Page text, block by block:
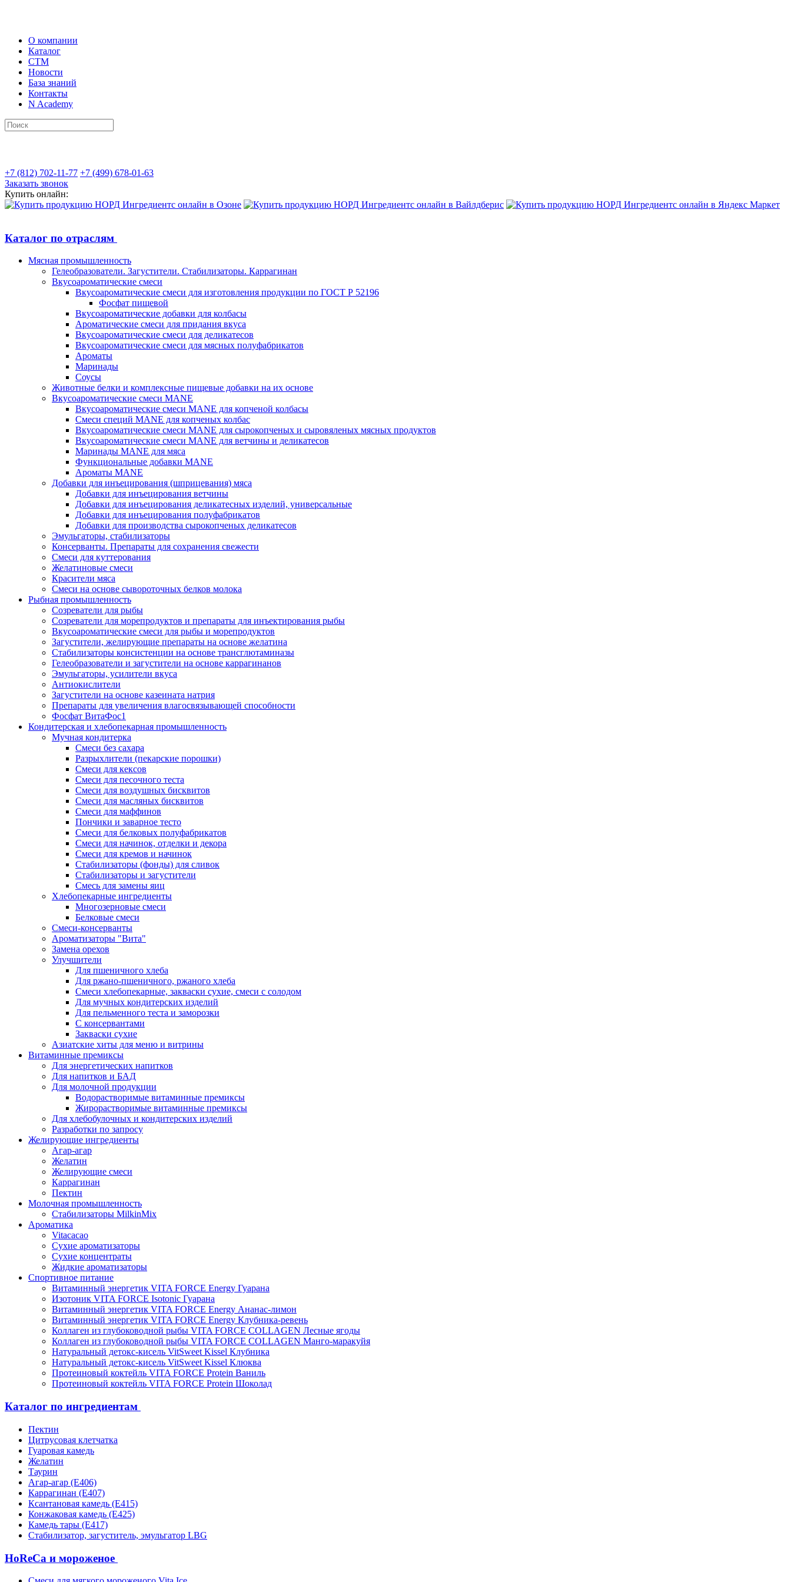
О компании
Каталог
СТМ
Новости
База знаний
Контакты
N Academy
+7 (812) 702-11-77 +7 (499) 678-01-63
Заказать звонок
Купить онлайн:
Каталог по отраслям
Мясная промышленность
Гелеобразователи. Загустители. Стабилизаторы. Каррагинан
Вкусоароматические смеси
Вкусоароматические смеси для изготовления продукции по ГОСТ Р 52196
Фосфат пищевой
Вкусоароматические добавки для колбасы
Ароматические смеси для придания вкуса
Вкусоароматические смеси для деликатесов
Вкусоароматические смеси для мясных полуфабрикатов
Ароматы
Маринады
Соусы
Животные белки и комплексные пищевые добавки на их основе
Вкусоароматические смеси MANE
Вкусоароматические смеси MANE для копченой колбасы
Смеси специй MANE для копченых колбас
Вкусоароматические смеси MANE для сырокопченых и сыровяленых мясных продуктов
Вкусоароматические смеси MANE для ветчины и деликатесов
Маринады MANE для мяса
Функциональные добавки MANE
Ароматы MANE
Добавки для инъецирования (шприцевания) мяса
Добавки для инъецирования ветчины
Добавки для инъецирования деликатесных изделий, универсальные
Добавки для инъецирования полуфабрикатов
Добавки для производства сырокопченых деликатесов
Эмульгаторы, стабилизаторы
Консерванты. Препараты для сохранения свежести
Смеси для куттерования
Желатиновые смеси
Красители мяса
Смеси на основе сывороточных белков молока
Рыбная промышленность
Созреватели для рыбы
Созреватели для морепродуктов и препараты для инъектирования рыбы
Вкусоароматические смеси для рыбы и морепродуктов
Загустители, желирующие препараты на основе желатина
Стабилизаторы консистенции на основе трансглютаминазы
Гелеобразователи и загустители на основе каррагинанов
Эмульгаторы, усилители вкуса
Антиокислители
Загустители на основе казеината натрия
Препараты для увеличения влагосвязывающей способности
Фосфат ВитаФос1
Кондитерская и хлебопекарная промышленность
Мучная кондитерка
Смеси без сахара
Разрыхлители (пекарские порошки)
Смеси для кексов
Смеси для песочного теста
Смеси для воздушных бисквитов
Смеси для масляных бисквитов
Смеси для маффинов
Пончики и заварное тесто
Cмеси для белковых полуфабрикатов
Смеси для начинок, отделки и декора
Смеси для кремов и начинок
Стабилизаторы (фонды) для сливок
Стабилизаторы и загустители
Смесь для замены яиц
Хлебопекарные ингредиенты
Многозерновые смеси
Белковые смеси
Смеси-консерванты
Ароматизаторы "Вита"
Замена орехов
Улучшители
Для пшеничного хлеба
Для ржано-пшеничного, ржаного хлеба
Смеси хлебопекарные, закваски сухие, смеси с солодом
Для мучных кондитерских изделий
Для пельменного теста и заморозки
С консервантами
Закваски сухие
Азиатские хиты для меню и витрины
Витаминные премиксы
Для энергетических напитков
Для напитков и БАД
Для молочной продукции
Водорастворимые витаминные премиксы
Жирорастворимые витаминные премиксы
Для хлебобулочных и кондитерских изделий
Разработки по запросу
Желирующие ингредиенты
Агар-агар
Желатин
Желирующие смеси
Каррагинан
Пектин
Молочная промышленность
Стабилизаторы MilkinMix
Ароматика
Vitacacao
Сухие ароматизаторы
Сухие концентраты
Жидкие ароматизаторы
Спортивное питание
Витаминный энергетик VITA FORCE Energy Гуарана
Изотоник VITA FORCE Isotonic Гуарана
Витаминный энергетик VITA FORCE Energy Ананас-лимон
Витаминный энергетик VITA FORCE Energy Клубника-ревень
Коллаген из глубоководной рыбы VITA FORCE COLLAGEN Лесные ягоды
Коллаген из глубоководной рыбы VITA FORCE COLLAGEN Манго-маракуйя
Натуральный детокс-кисель VitSweet Kissel Клубника
Натуральный детокс-кисель VitSweet Kissel Клюква
Протеиновый коктейль VITA FORCE Protein Ваниль
Протеиновый коктейль VITA FORCE Protein Шоколад
Каталог по ингредиентам
Пектин
Цитрусовая клетчатка
Гуаровая камедь
Желатин
Таурин
Агар-агар (Е406)
Каррагинан (Е407)
Ксантановая камедь (Е415)
Конжаковая камедь (Е425)
Камедь тары (Е417)
Стабилизатор, загуститель, эмульгатор LBG
HoReCa и мороженое